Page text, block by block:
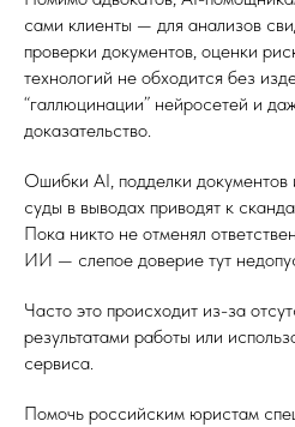
сами клиенты — для анализов
проверки документов, оценки
технологий не обходится без
“галлюцинации” нейросетей и
доказательство.
Ошибки AI, подделки документов
суды в выводах приводят к
Пока никто не отменял
ИИ — слепое доверие тут
Часто это происходит из-за
результатами работы или
сервиса.
Помочь российским юристам